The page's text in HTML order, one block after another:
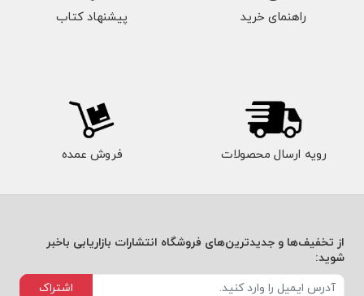
راهنمای خرید پیشنهاد کتاب
رویه ارسال محصولات فروش عمده
از تخفیف‌ها و جدیدترین‌های فروشگاه انتشارات بازاریابی باخبر
شوید:
اشتراک